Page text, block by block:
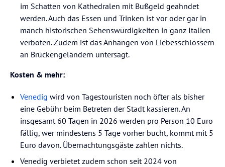
im Schatten von Kathedralen mit Bußgeld geahndet
werden. Auch das Essen und Trinken ist vor oder gar in
manch historischen Sehenswürdigkeiten in ganz Italien
verboten. Zudem ist das Anhängen von Liebesschlössern
an Brückengeländern untersagt.
Kosten & mehr:
Venedig wird von Tagestouristen noch öfter als bisher
eine Gebühr beim Betreten der Stadt kassieren. An
insgesamt 60 Tagen in 2026 werden pro Person 10 Euro
fällig, wer mindestens 5 Tage vorher bucht, kommt mit 5
Euro davon. Übernachtungsgäste zahlen nichts.
Venedig verbietet zudem schon seit 2024 von